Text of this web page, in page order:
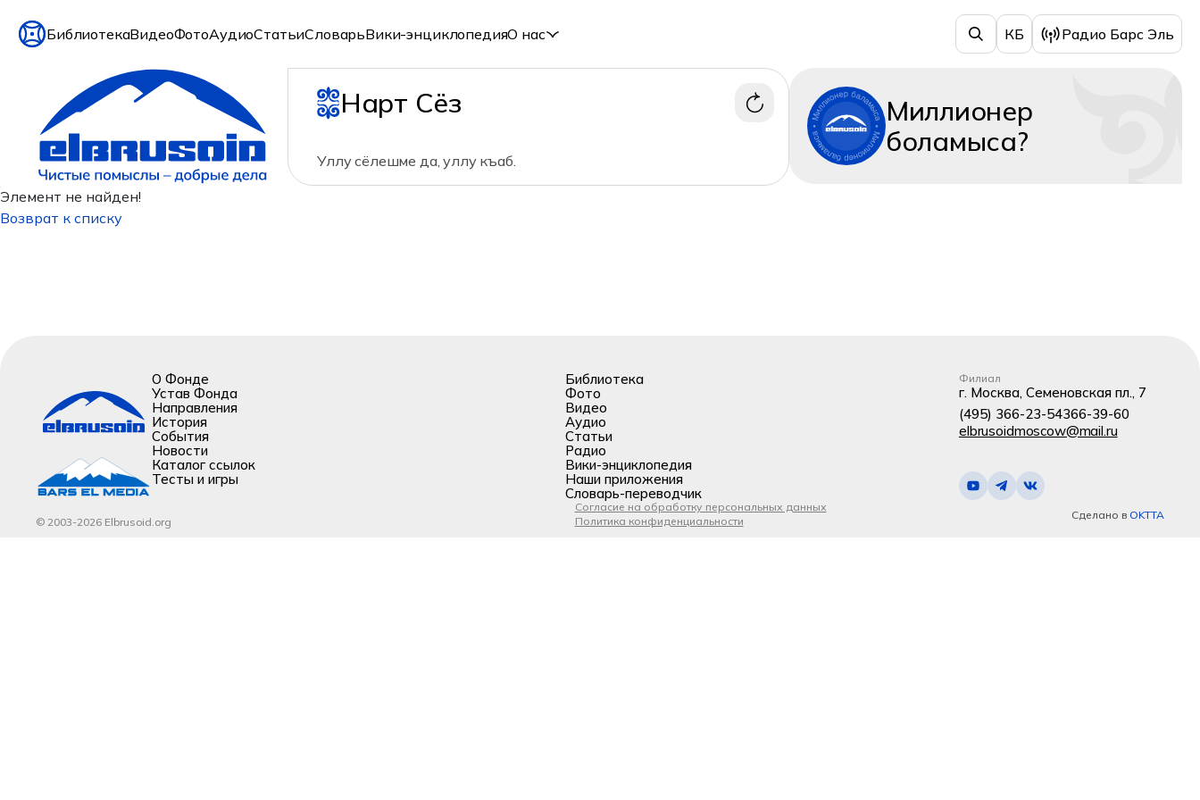
БиблиотекаВидеоФотоАудиоСтатьиСловарьВики-энциклопедияО нас КБ Радио Барс Эль
Нарт Сёз
Уллу сёлешме да, уллу къаб.
Миллионер
боламыса?
Элемент не найден!
Возврат к списку
О Фонде
Устав Фонда
Направления
История
События
Новости
Каталог ссылок
Тесты и игры
Библиотека
Фото
Видео
Аудио
Статьи
Радио
Вики-энциклопедия
Наши приложения
Словарь-переводчик
Филиал
г. Москва, Семеновская пл., 7
(495) 366-23-54366-39-60
elbrusoidmoscow@mail.ru
© 2003-2026 Elbrusoid.org
Согласие на обработку персональных данных
Политика конфиденциальности
Сделано в OKTTA